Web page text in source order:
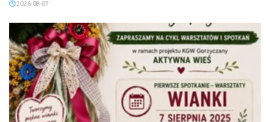
2026-08-07